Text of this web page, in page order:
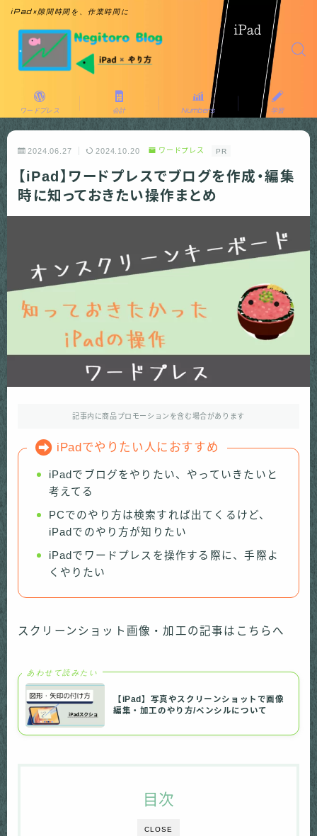
iPad×隙間時間を、作業時間に
ワードプレス 会計 Numbers 学習
2024.06.27 2024.10.20 ワードプレス PR
【iPad】ワードプレスでブログを作成・編集
時に知っておきたい操作まとめ
記事内に商品プロモーションを含む場合があります
iPadでやりたい人におすすめ
iPadでブログをやりたい、やっていきたいと
考えてる
PCでのやり方は検索すれば出てくるけど、
iPadでのやり方が知りたい
iPadでワードプレスを操作する際に、手際よ
くやりたい
スクリーンショット画像・加工の記事はこちらへ
あわせて読みたい
【iPad】写真やスクリーンショットで画像
編集・加工のやり方/ペンシルについて
CLOSE
目次